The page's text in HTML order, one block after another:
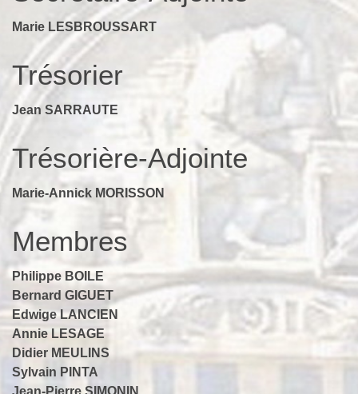
Marie LESBROUSSART
Trésorier
Jean SARRAUTE
Trésorière-Adjointe
Marie-Annick MORISSON
Membres
Philippe BOILE
Bernard GIGUET
Edwige LANCIEN
Annie LESAGE
Didier MEULINS
Sylvain PINTA
Jean-Pierre SIMONIN